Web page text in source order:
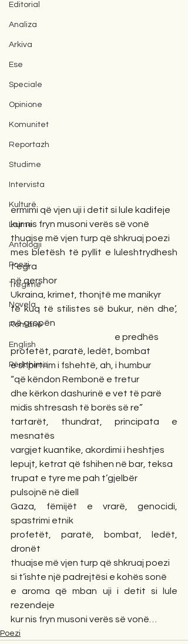
Editorial
Analiza
Arkiva
Ese
Speciale
Opinione
Komunitet
Reportazh
Studime
Intervista
Kulturë
Lajme
Antologji
Poezi
Tregime
Novela
Romane
English
Përkthime
ermimi që vjen uji i detit si lule kadifeje
kur nis fryn musoni verës së vonë
thuajse më vjen turp që shkruaj poezi
mes bletësh të pyllit e luleshtrydhesh
t’egra
në qershor
Ukraina, krimet, thonjtë me manikyr
të kuq të stilistes së bukur, nën dhe’,
në gropën
e predhës
profetët, paratë, ledët, bombat
e shpirti im i fshehtë, ah, i humbur
“që këndon Rembonë e tretur
dhe kërkon dashurinë e vet të parë
midis shtresash të borës së re”
tartarët, thundrat, principata e
mesnatës
vargjet kuantike, akordimi i heshtjes
lepujt, ketrat që fshihen në bar, teksa
trupat e tyre me pah t’gjelbër
pulsojnë në diell
Gaza, fëmijët e vrarë, genocidi,
spastrimi etnik
profetët, paratë, bombat, ledët,
dronët
thuajse më vjen turp që shkruaj poezi
si t’ishte një padrejtësi e kohës sonë
e aroma që mban uji i detit si lule
rezendeje
kur nis fryn musoni verës së vonë…
Poezi